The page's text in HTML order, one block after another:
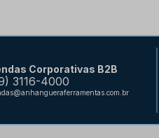
Corporativas B2B
3116-4000